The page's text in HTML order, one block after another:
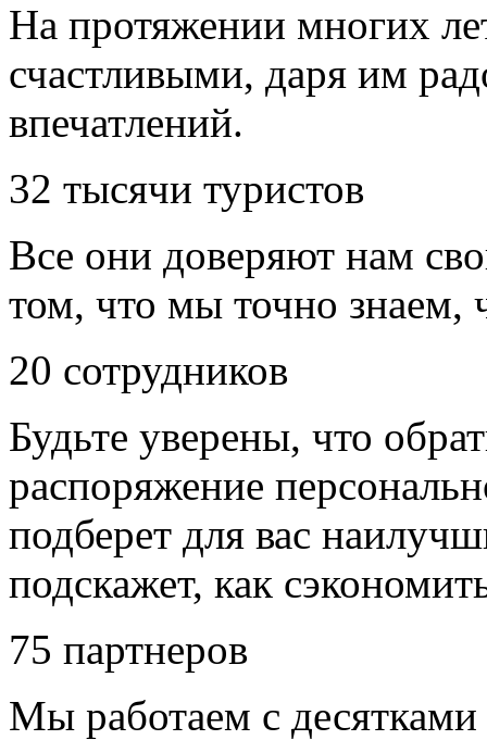
На протяжении многих
счастливыми, даря им
впечатлений.
32 тысячи туристов
Все они доверяют нам
том, что мы точно
20 сотрудников
Будьте уверены, что
распоряжение
подберет для вас
подскажет, как
75 партнеров
Мы работаем с десятками